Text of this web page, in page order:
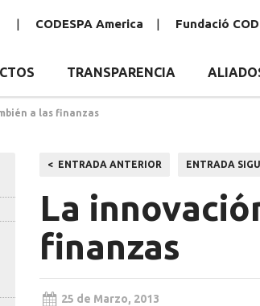
CODESPA America Fundació
TRANSPARENCIA
a las finanzas
Navegación
de
entradas
ENTRADA ANTERIOR ENTRADA
La
finanzas
25 de Marzo, 2013